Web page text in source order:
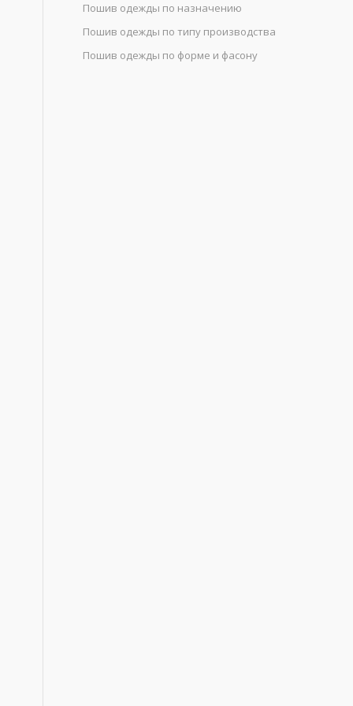
Пошив одежды по назначению
Пошив одежды по типу производства
Пошив одежды по форме и фасону